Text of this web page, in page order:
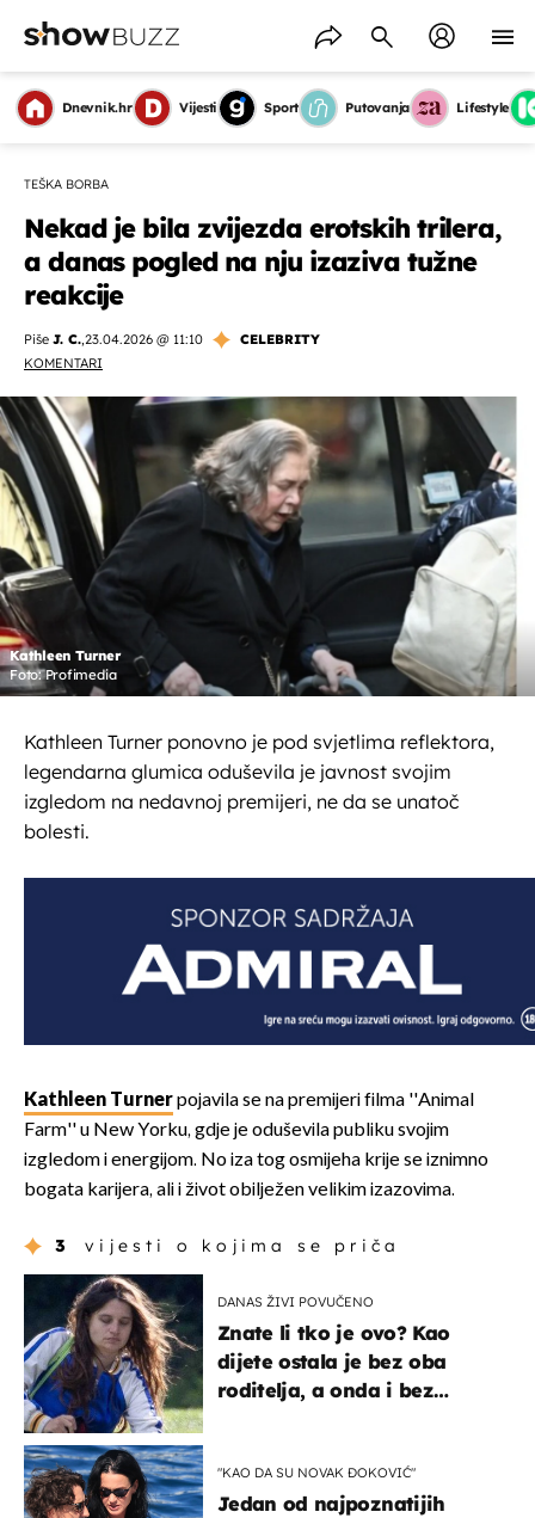
Dnevnik.hr Vijesti Sport Putovanja Lifestyle
TEŠKA BORBA
Nekad je bila zvijezda erotskih trilera,
a danas pogled na nju izaziva tužne
reakcije
Piše J. C.,23.04.2026 @ 11:10
CELEBRITY
KOMENTARI
Kathleen Turner
Foto: Profimedia
Kathleen Turner ponovno je pod svjetlima reflektora,
legendarna glumica oduševila je javnost svojim
izgledom na nedavnoj premijeri, ne da se unatoč
bolesti.
Kathleen Turnerpojavila se na premijeri filma ''Animal
Farm'' u New Yorku, gdje je oduševila publiku svojim
izgledom i energijom. No iza tog osmijeha krije se iznimno
bogata karijera, ali i život obilježen velikim izazovima.
3 vijesti o kojima se priča
DANAS ŽIVI POVUČENO
Znate li tko je ovo? Kao
dijete ostala je bez oba
roditelja, a onda i bez
"KAO DA SU NOVAK ĐOKOVIĆ"
Jedan od najpoznatijih
OMOGUĆI OBAVIJESTI